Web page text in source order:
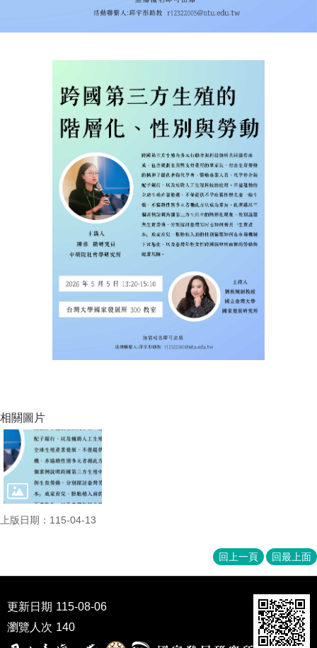
相關圖片
上版日期：115-04-13
回上一頁 回最上面
更新日期 115-08-06
瀏覽人次 140